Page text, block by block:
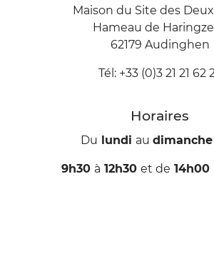
Maison du Site des
Hameau de
62179 Audinghen
Tél: +33 (0)3 21 21 62
Horaires
Du lundi au dimanche
9h30 à 12h30 et de 14h00